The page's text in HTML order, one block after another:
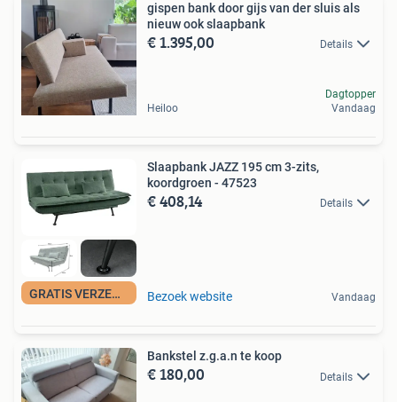
gispen bank door gijs van der sluis als
nieuw ook slaapbank
€ 1.395,00 Details
Heiloo
Dagtopper
Vandaag
GRATIS VERZENDING
Slaapbank JAZZ 195 cm 3-zits,
koordgroen - 47523
€ 408,14 Details
Bezoek website Vandaag
Bankstel z.g.a.n te koop
€ 180,00 Details